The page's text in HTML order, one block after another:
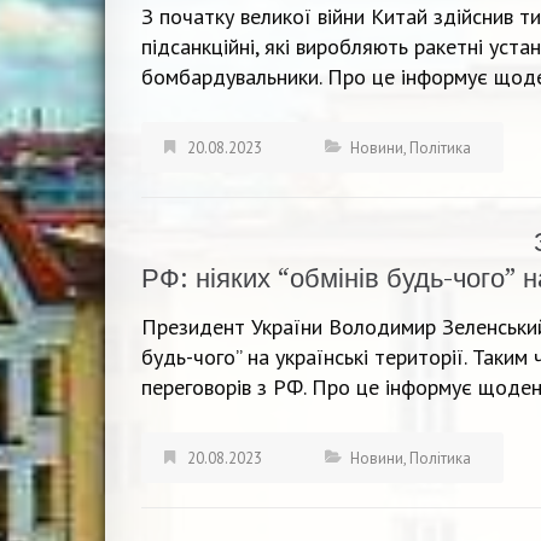
З початку великої війни Китай здійснив
підсанкційні, які виробляють ракетні
бомбардувальники. Про це інформує
20.08.2023 Новини, Політика
РФ: ніяких “обмінів будь-чого”
Президент України Володимир
будь-чого” на українські території.
переговорів з РФ. Про це інформує
20.08.2023 Новини, Політика